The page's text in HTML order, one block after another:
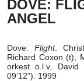
DOVE:
ANGEL
Dove: Flight.
Richard Coxon (t),
orkest o.l.v. David
09’12”). 1999